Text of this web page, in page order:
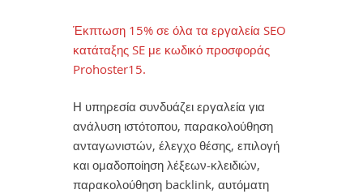
Έκπτωση 15% σε όλα τα εργαλεία SEO
κατάταξης SE με κωδικό προσφοράς
Prohoster15.
Η υπηρεσία συνδυάζει εργαλεία για
ανάλυση ιστότοπου, παρακολούθηση
ανταγωνιστών, έλεγχο θέσης, επιλογή
και ομαδοποίηση λέξεων-κλειδιών,
παρακολούθηση backlink, αυτόματη